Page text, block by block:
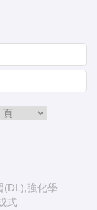
(DL),強化學
式